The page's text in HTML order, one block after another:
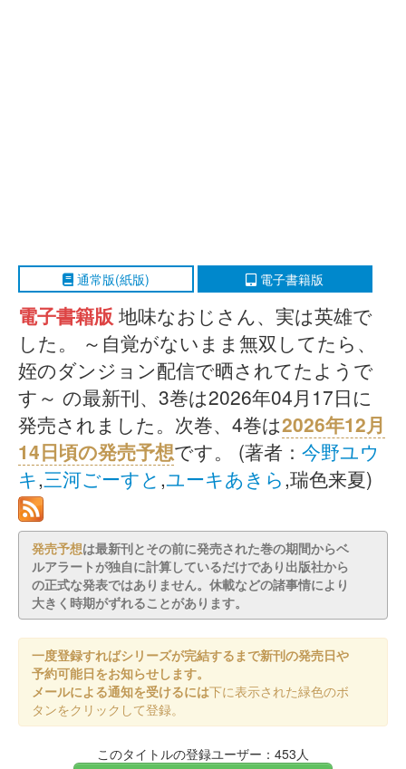
通常版(紙版) 電子書籍版
電子書籍版 地味なおじさん、実は英雄で
した。 ～自覚がないまま無双してたら、
姪のダンジョン配信で晒されてたようで
す～ の最新刊、3巻は2026年04月17日に
発売されました。次巻、4巻は2026年12月
14日頃の発売予想です。 (著者： 今野ユウ
キ,三河ごーすと ,ユーキあきら,瑞色来夏)
発売予想は最新刊とその前に発売された巻の期間からベ
ルアラートが独自に計算しているだけであり出版社から
の正式な発表ではありません。休載などの諸事情により
大きく時期がずれることがあります。
一度登録すればシリーズが完結するまで新刊の発売日や
予約可能日をお知らせします。
メールによる通知を受けるには下に表示された緑色のボ
タンをクリックして登録。
このタイトルの登録ユーザー：453人